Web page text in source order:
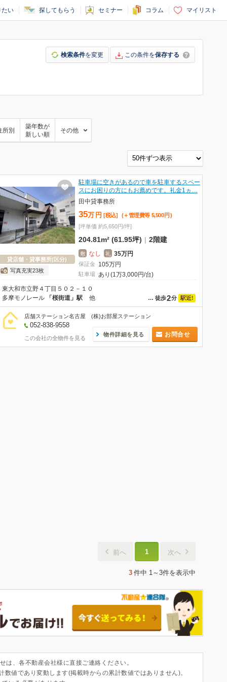
たい 探してもらう セミナー コラム マイリスト
検索条件を変更 この条件を保存する
所別
築年数が
新しい順
その他
貸店舗・貸事務所(区分)
写真充実23枚
駐車場に空きがあるので車を駐車するスペー
スにお困りの方にもお薦めです。礼金1ヵ…
田中貸事務所
35万 円 [税込] (＋管理費等 5,500 円 )
[坪単価 約5,650円/坪]
204.81m² (61.95坪) | 2階建
敷 なし 礼 35万円
保証金 105万円
駐車場 あり(1万3,000円/台)
東大和市立野４丁目５０２－１０
… 徒歩2分 駅近!
多摩モノレール 「桜街道」駅 他
店舗ステーション名古屋 (株)お部屋ステーション
052-838-9558
この会社の全物件を見る
物件詳細を見る お問合せ
前へ 1 次へ
3 件中 1～3件を表示中
、各不動産会社様に直接ご連絡ください。
値であり変動します(掲載時からの累計数値ではありません)。